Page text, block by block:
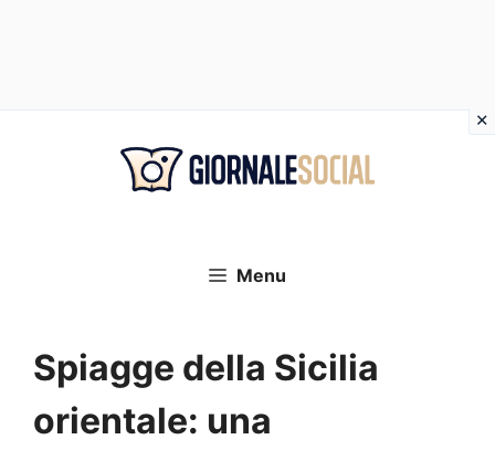
Menu
Spiagge della Sicilia
orientale: una